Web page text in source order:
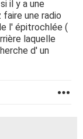
il y a une
faire une radio
l' épitrochlée (
laquelle
d' un